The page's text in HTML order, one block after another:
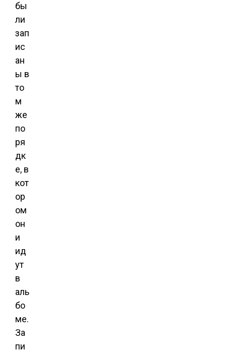
бы
ли
зап
ис
ан
ы в
то
м
же
по
ря
дк
е, в
кот
ор
ом
он
и
ид
ут
в
аль
бо
ме.
За
пи